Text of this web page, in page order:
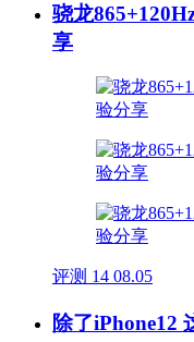
骁龙
享
评测 14 08.05
除了iPhone12